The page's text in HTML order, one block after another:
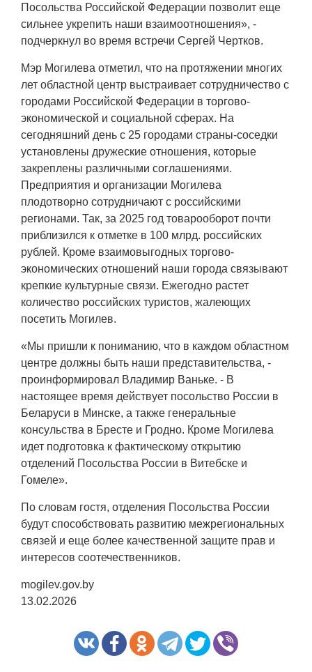
Посольства Российской Федерации позволит еще
сильнее укрепить наши взаимоотношения», -
подчеркнул во время встречи Сергей Чертков.
Мэр Могилева отметил, что на протяжении многих
лет областной центр выстраивает сотрудничество с
городами Российской Федерации в торгово-
экономической и социальной сферах. На
сегодняшний день с 25 городами страны-соседки
установлены дружеские отношения, которые
закреплены различными соглашениями.
Предприятия и организации Могилева
плодотворно сотрудничают с российскими
регионами. Так, за 2025 год товарооборот почти
приблизился к отметке в 100 млрд. российских
рублей. Кроме взаимовыгодных торгово-
экономических отношений наши города связывают
крепкие культурные связи. Ежегодно растет
количество российских туристов, жалеющих
посетить Могилев.
«Мы пришли к пониманию, что в каждом областном
центре должны быть наши представительства, -
проинформировал Владимир Ваньке. - В
настоящее время действует посольство России в
Беларуси в Минске, а также генеральные
консульства в Бресте и Гродно. Кроме Могилева
идет подготовка к фактическому открытию
отделений Посольства России в Витебске и
Гомеле».
По словам гостя, отделения Посольства России
будут способствовать развитию межрегиональных
связей и еще более качественной защите прав и
интересов соотечественников.
mogilev.gov.by
13.02.2026